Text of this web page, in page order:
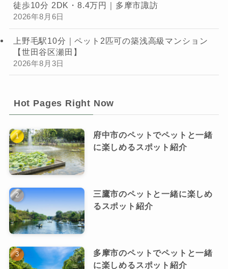
徒歩10分 2DK・8.4万円｜多摩市諏訪
2026年8月6日
上野毛駅10分｜ペット2匹可の築浅高級マンション
【世田谷区瀬田】
2026年8月3日
Hot Pages Right Now
府中市のペットでペットと一緒
に楽しめるスポット紹介
三鷹市のペットと一緒に楽しめ
るスポット紹介
多摩市のペットでペットと一緒
に楽しめるスポット紹介